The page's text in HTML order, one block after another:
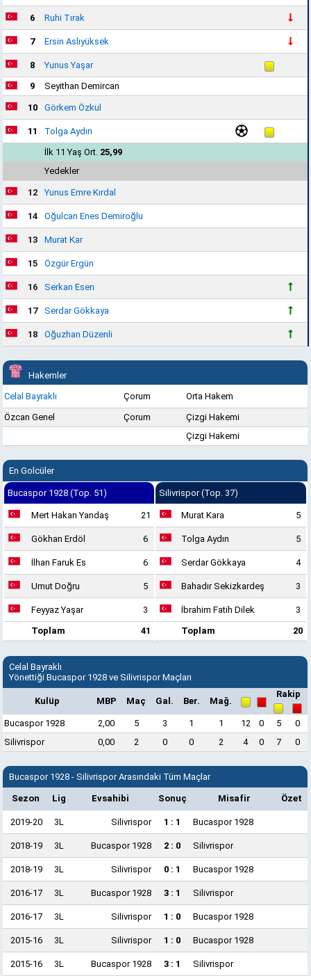
6 Ruhi Tırak
7 Ersin Aslıyüksek
8
Yunus Yaşar
9
Seyithan Demircan
10 Görkem Özkul
11
Tolga Aydın
İlk 11 Yaş Ort. 25,99
Yedekler
12 Yunus Emre Kırdal
14 Oğulcan Enes Demiroğlu
13 Murat Kar
15 Özgür Ergün
16 Serkan Esen
17 Serdar Gökkaya
18 Oğuzhan Düzenli
Hakemler
Celal Bayraklı
Çorum
Orta Hakem
Özcan Genel
Çorum
Çizgi Hakemi
Çizgi Hakemi
En Golcüler
Bucaspor 1928 (Top. 51)
Mert Hakan Yandaş 21
Gökhan Erdöl 6
İlhan Faruk Es 6
Umut Doğru 5
Feyyaz Yaşar
3
Toplam
41
Silivrispor (Top. 37)
Murat Kara 5
Tolga Aydın 5
Serdar Gökkaya 4
Bahadır Sekizkardeş 3
İbrahim Fatih Dilek
3
Toplam
20
Celal Bayraklı
Yönettiği Bucaspor 1928 ve Silivrispor Maçları
Kulüp MBP Maç Gal. Ber. Mağ.
Rakip
Bucaspor 1928 2,00 5 3 1 1 12 0 5
0
Silivrispor
0,00 2 0 0 2 4 0 7 0
Bucaspor 1928 - Silivrispor Arasındaki Tüm Maçlar
Sezon Lig Evsahibi Sonuç Misafir Özet
2019-20 3L Silivrispor 1 : 1 Bucaspor 1928
2018-19 3L Bucaspor 1928 2 : 0 Silivrispor
2018-19 3L Silivrispor 0 : 1 Bucaspor 1928
2016-17 3L Bucaspor 1928 3 : 1 Silivrispor
2016-17 3L Silivrispor 1 : 0 Bucaspor 1928
2015-16 3L Silivrispor 1 : 0 Bucaspor 1928
2015-16 3L Bucaspor 1928 3 : 1 Silivrispor